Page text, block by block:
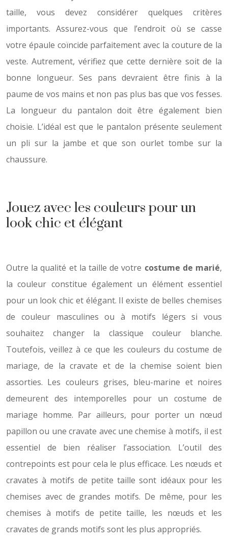
taille, vous devez considérer quelques critères
importants. Assurez-vous que l’endroit où se casse
votre épaule coïncide parfaitement avec la couture de la
veste. Autrement, vérifiez que cette dernière soit de la
bonne longueur. Ses pans devraient être finis à la
paume de vos mains et non pas plus bas que vos fesses.
La longueur du pantalon doit être également bien
choisie. L’idéal est que le pantalon présente seulement
un pli sur la jambe et que son ourlet tombe sur la
chaussure.
Jouez avec les couleurs pour un
look chic et élégant
Outre la qualité et la taille de votre costume de marié,
la couleur constitue également un élément essentiel
pour un look chic et élégant. Il existe de belles chemises
de couleur masculines ou à motifs légers si vous
souhaitez changer la classique couleur blanche.
Toutefois, veillez à ce que les couleurs du costume de
mariage, de la cravate et de la chemise soient bien
assorties. Les couleurs grises, bleu-marine et noires
demeurent des intemporelles pour un costume de
mariage homme. Par ailleurs, pour porter un nœud
papillon ou une cravate avec une chemise à motifs, il est
essentiel de bien réaliser l’association. L’outil des
contrepoints est pour cela le plus efficace. Les nœuds et
cravates à motifs de petite taille sont idéaux pour les
chemises avec de grandes motifs. De même, pour les
chemises à motifs de petite taille, les nœuds et les
cravates de grands motifs sont les plus appropriés.